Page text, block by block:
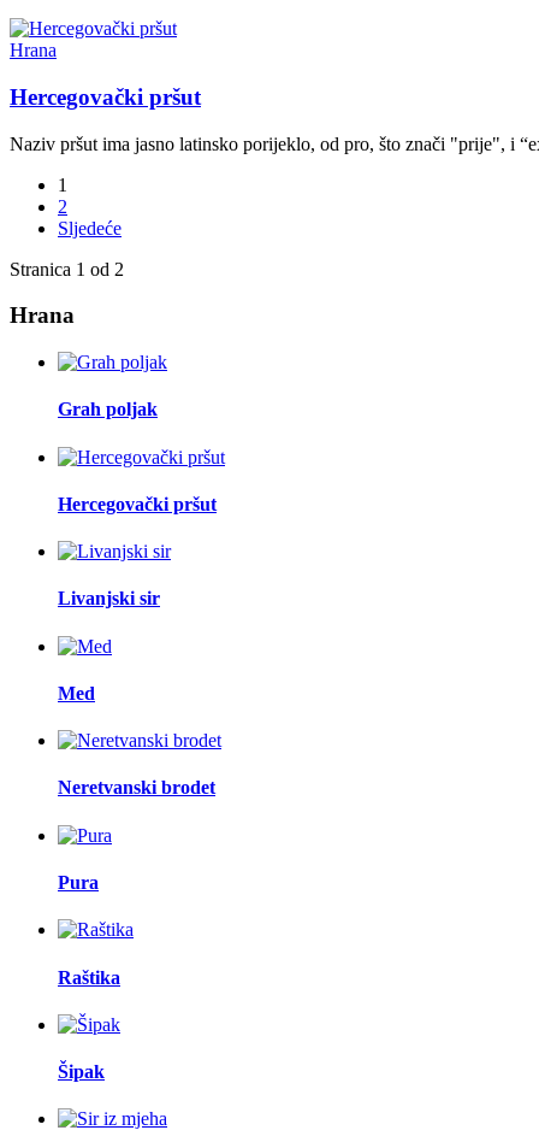
Hrana
Hercegovački pršut
Naziv pršut ima jasno latinsko porijeklo, od pro, što znači "prije", i
1
2
Sljedeće
Stranica 1 od 2
Hrana
Grah poljak
Hercegovački pršut
Livanjski sir
Med
Neretvanski brodet
Pura
Raštika
Šipak